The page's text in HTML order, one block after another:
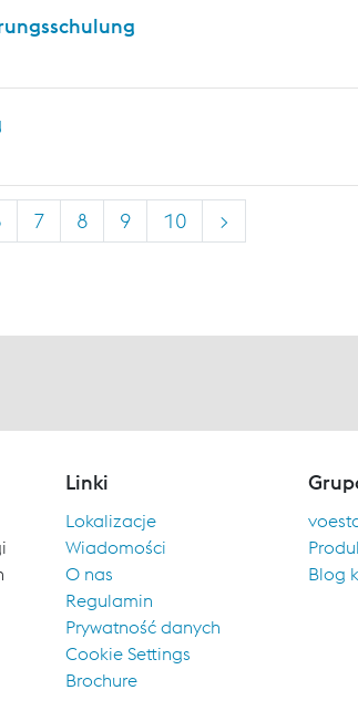
7 8 9 10 >
Linki
Lokalizacje
Wiadomości
O nas
Regulamin
Prywatność danych
Cookie Settings
Brochure
Blog